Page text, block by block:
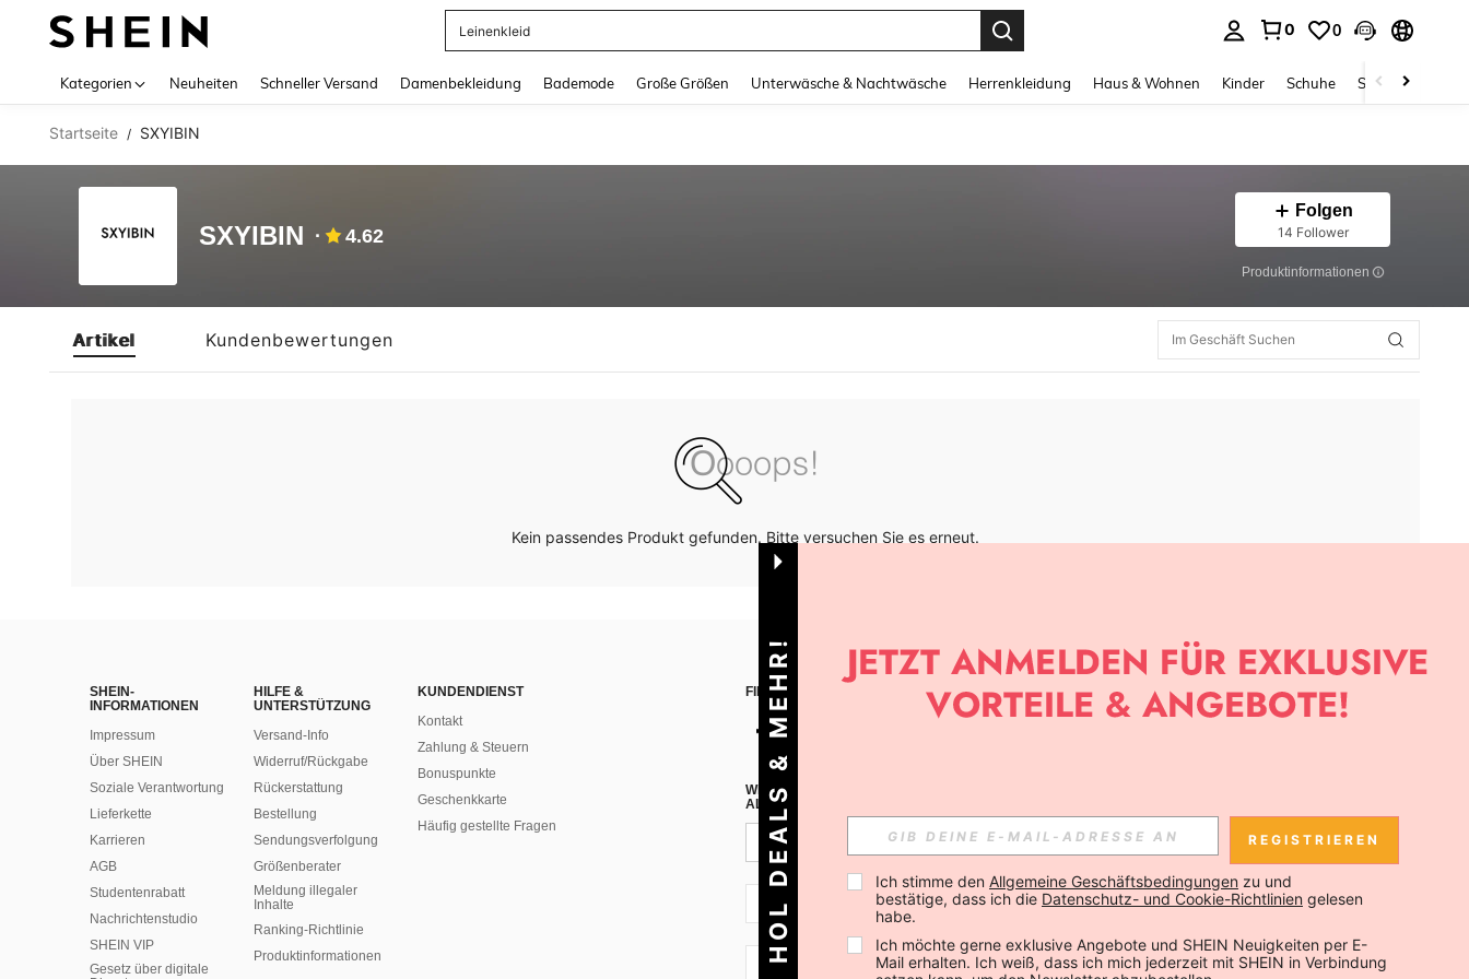
Leinenkleid
0 0
Kategorien Neuheiten Schneller Versand Damenbekleidung Bademode Große Größen Unterwäsche & Nachtwäsche Herrenkleidung Haus & Wohnen Kinder Schuhe Schmuck &
Startseite / SXYIBIN
SXYIBIN 4.62
Folgen
14 Follower
Produktinformationen
Artikel Kundenbewertungen
Kein passendes Produkt gefunden. Bitte versuchen Sie es erneut.
SHEIN-
INFORMATIONEN
Impressum
Über SHEIN
Soziale Verantwortung
Lieferkette
Karrieren
AGB
Studentenrabatt
Nachrichtenstudio
SHEIN VIP
Gesetz über digitale
HILFE &
UNTERSTÜTZUNG
Versand-Info
Widerruf/Rückgabe
Rückerstattung
Bestellung
Sendungsverfolgung
Größenberater
Meldung illegaler
Inhalte
Ranking-Richtlinie
​Produktinformationen
KUNDENDIENST
Kontakt
Zahlung & Steuern
Bonuspunkte
Geschenkkarte
Häufig gestellte Fragen
FINDE UNS AUF APP
WENN DU DICH FÜR UNSEREN NEWSLETTER ANMELDEST, KANNST DU DIE NEUESTEN TRENDS VOR
ALLEN ANDEREN ERFAHREN (DU KANNST DICH JEDERZEIT ABMELDEN).
Abonnieren
AT + 43 Abonnieren
AT + 43 Abonnieren
HOL DEALS & MEHR! REGISTRIEREN
Ich stimme den Allgemeine Geschäftsbedingungen zu und
bestätige, dass ich die Datenschutz- und Cookie-Richtlinien gelesen
habe.
Ich möchte gerne exklusive Angebote und SHEIN Neuigkeiten per E-
Mail erhalten. Ich weiß, dass ich mich jederzeit mit SHEIN in Verbindung